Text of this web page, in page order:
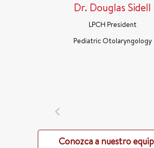
Dr. Douglas Sidell
LPCH President
Pediatric Otolaryngology
Conozca a nuestro